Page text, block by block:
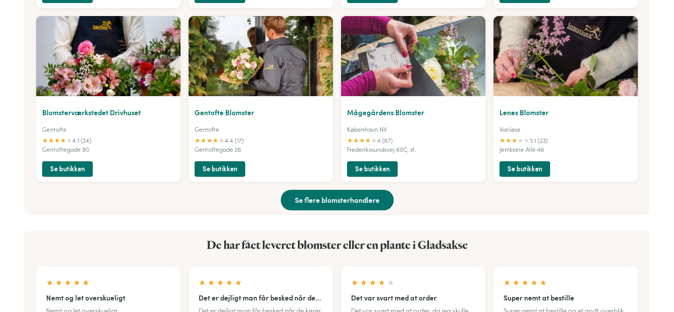
Blomsterværkstedet Drivhuset
Gentofte
★★★★★4.1 (24)
Gentoftegade 80
Se butikken
Gentofte Blomster
Gentofte
★★★★★4.4 (17)
Gentoftegade 26
Se butikken
Mågegårdens Blomster
København NV
★★★★★4 (67)
Frederikssundsvej 60C, st.
Se butikken
Lenes Blomster
Vanløse
★★★★ ★3.1 (23)
Jernbane Allé 46
Se butikken
Se flere blomsterhandlere
De har fået leveret blomster eller en plante i Gladsakse
★ ★ ★ ★ ★
Nemt og let overskueligt
★ ★ ★ ★ ★
Det er dejligt man får besked når de…
★ ★ ★ ★ ★
Det var svart med at order
★ ★ ★ ★ ★
Super nemt at bestille